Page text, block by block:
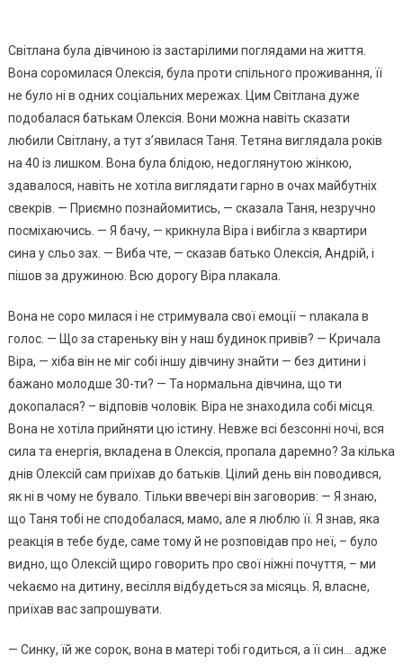
Світлана була дівчиною із застарілими поглядами на життя.
Вона соромилася Олексія, була проти спільного проживання, її
не було ні в одних соціальних мережах. Цим Світлана дуже
подобалася батькам Олексія. Вони можна навіть сказати
любили Світлану, а тут з’явилася Таня. Тетяна виглядала років
на 40 із лишком. Вона була блідою, недоглянутою жінкою,
здавалося, навіть не хотіла виглядати гарно в очах майбутніх
свекрів. — Приємно познайомитись, — сказала Таня, незручно
посміхаючись. — Я бачу, — крикнула Віра і вибігла з квартири
сина у сльо зах. — Виба чте, — сказав батько Олексія, Андрій, і
пішов за дружиною. Всю дорогу Віра nлакала.
Вона не соро милася і не стримувала свої емоції – nлакала в
голос. — Що за стареньку він у наш будинок привів? — Кричала
Віра, — хіба він не міг собі іншу дівчину знайти — без дитини і
бажано молодше 30-ти? — Та нормальна дівчина, що ти
докопалася? – відповів чоловік. Віра не знаходила собі місця.
Вона не хотіла прийняти цю істину. Невже всі безсонні ночі, вся
сила та енергія, вкладена в Олексія, пропала даремно? За кілька
днів Олексій сам приїхав до батьків. Цілий день він поводився,
як ні в чому не бувало. Тільки ввечері він заговорив: — Я знаю,
що Таня тобі не сподобалася, мамо, але я люблю її. Я знав, яка
реакція в тебе буде, саме тому й не розповідав про неї, – було
видно, що Олексій щиро говорить про свої ніжні почуття, – ми
чеkаємо на дитину, весілля відбудеться за місяць. Я, власне,
приїхав вас запрошувати.
— Синку, їй же сорок, вона в матері тобі годиться, а її син… адже